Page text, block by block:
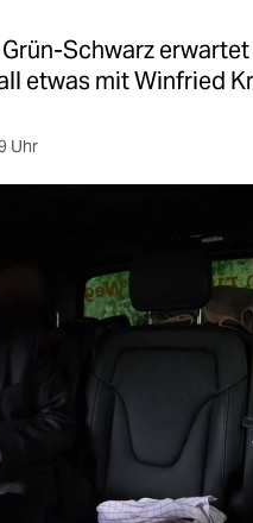
Schwarz
etwas mit Winfried
Uhr